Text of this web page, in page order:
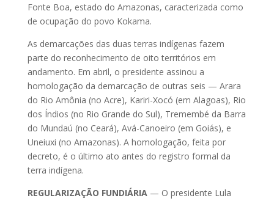
Fonte Boa, estado do Amazonas, caracterizada como
de ocupação do povo Kokama.
As demarcações das duas terras indígenas fazem
parte do reconhecimento de oito territórios em
andamento. Em abril, o presidente assinou a
homologação da demarcação de outras seis — Arara
do Rio Amônia (no Acre), Kariri-Xocó (em Alagoas), Rio
dos Índios (no Rio Grande do Sul), Tremembé da Barra
do Mundaú (no Ceará), Avá-Canoeiro (em Goiás), e
Uneiuxi (no Amazonas). A homologação, feita por
decreto, é o último ato antes do registro formal da
terra indígena.
REGULARIZAÇÃO FUNDIÁRIA— O presidente Lula